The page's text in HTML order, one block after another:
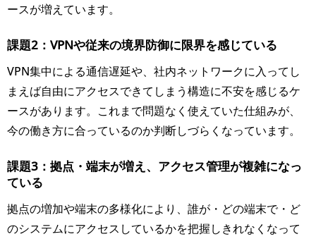
ースが増えています。
課題2：VPNや従来の境界防御に限界を感じている
VPN集中による通信遅延や、社内ネットワークに入ってし
まえば自由にアクセスできてしまう構造に不安を感じるケ
ースがあります。これまで問題なく使えていた仕組みが、
今の働き方に合っているのか判断しづらくなっています。
課題3：拠点・端末が増え、アクセス管理が複雑になっ
ている
拠点の増加や端末の多様化により、誰が・どの端末で・ど
のシステムにアクセスしているかを把握しきれなくなって